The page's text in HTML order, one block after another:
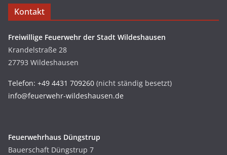
Kontakt
Freiwillige Feuerwehr der Stadt Wildeshausen
Krandelstraße 28
27793 Wildeshausen
Telefon: +49 4431 709260 (nicht ständig besetzt)
info@feuerwehr-wildeshausen.de
Feuerwehrhaus Düngstrup
Bauerschaft Düngstrup 7